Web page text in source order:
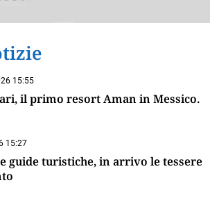
15:55
il primo resort Aman in Messico.
15:27
guide turistiche, in arrivo le tessere